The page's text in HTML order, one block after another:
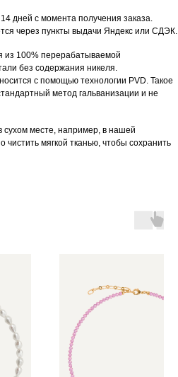
дней с момента получения заказа.
через пункты выдачи Яндекс или СДЭК.
из 100% перерабатываемой
без содержания никеля.
с помощью технологии PVD. Такое
метод гальванизации и не
сухом месте, например, в нашей
мягкой тканью, чтобы сохранить